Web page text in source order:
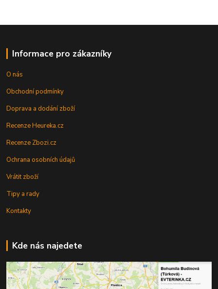
Informace pro zákazníky
O nás
Obchodní podmínky
Doprava a dodání zboží
Recenze Heureka.cz
Recenze Zbozi.cz
Ochrana osobních údajů
Vrátit zboží
Tipy a rady
Kontakty
Kde nás najedete